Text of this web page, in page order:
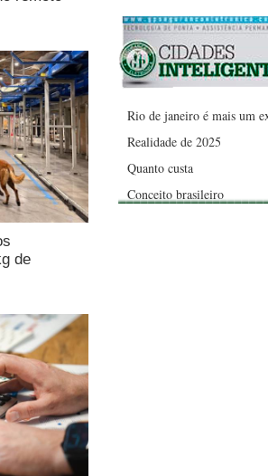
de
Rio de janeiro é mais um
Realidade de 2025
Quanto custa
Conceito brasileiro